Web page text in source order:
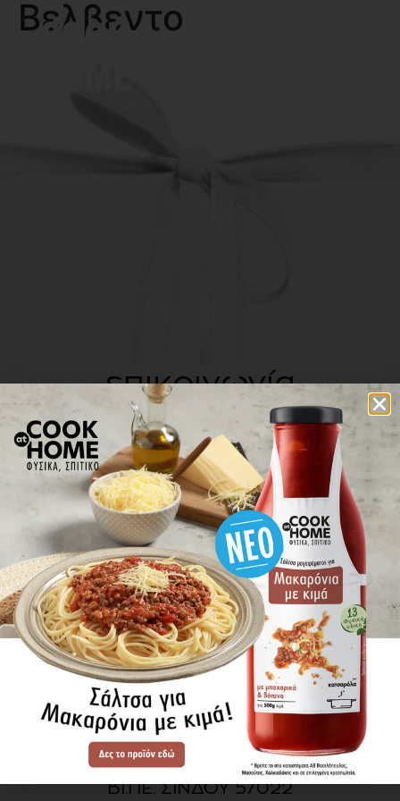
Βελβεντο
επικοινωνία
πού βρίσκω τα προϊόντα
ΕΝΗΜΕΡΩΘΕΙΤΕ ΠΡΩΤΟΙ
ΓΙΑ ΤΑ ΝΕΑ ΜΑΣ
ΕΓΓΡΑΦΗ
SITE MAP
ΠΡΟΪΟΝΤΑ
ΣΥΝΤΑΓΕΣ
Η ΙΣΤΟΡΙΑ ΜΑΣ
VIDEOS
ΠΡΟΒΥΛ Α.Ε.
ΟΔΟΣ Α3
ΒΙ.ΠΕ. ΣΙΝΔΟΥ 57022